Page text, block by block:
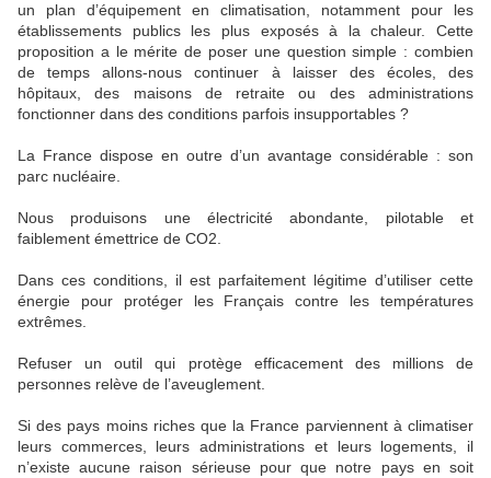
un plan d’équipement en climatisation, notamment pour les
établissements publics les plus exposés à la chaleur. Cette
proposition a le mérite de poser une question simple : combien
de temps allons-nous continuer à laisser des écoles, des
hôpitaux, des maisons de retraite ou des administrations
fonctionner dans des conditions parfois insupportables ?
La France dispose en outre d’un avantage considérable : son
parc nucléaire.
Nous produisons une électricité abondante, pilotable et
faiblement émettrice de CO2.
Dans ces conditions, il est parfaitement légitime d’utiliser cette
énergie pour protéger les Français contre les températures
extrêmes.
Refuser un outil qui protège efficacement des millions de
personnes relève de l’aveuglement.
Si des pays moins riches que la France parviennent à climatiser
leurs commerces, leurs administrations et leurs logements, il
n’existe aucune raison sérieuse pour que notre pays en soit